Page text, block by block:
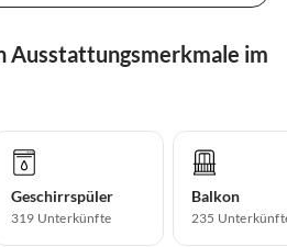
Ausstattungsmerkmale im
Geschirrspüler
319 Unterkünfte
Balkon
235